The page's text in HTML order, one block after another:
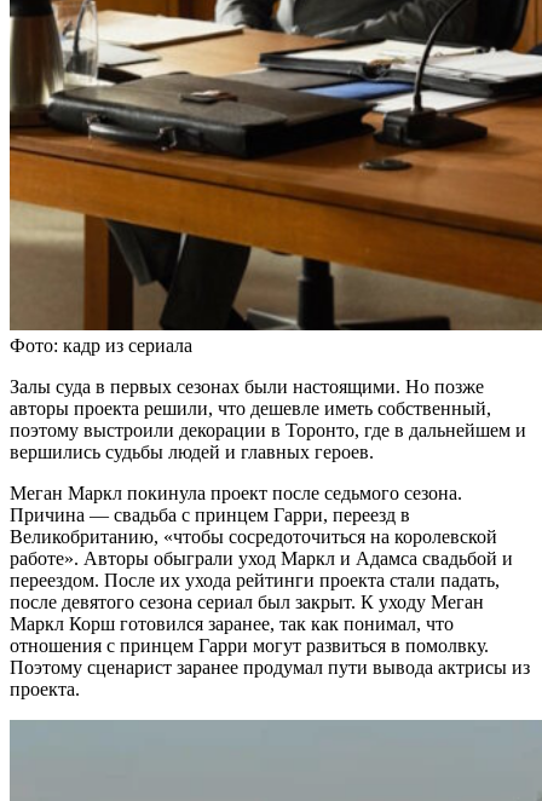
Фото: кадр из сериала
Залы суда в первых сезонах были настоящими. Но позже
авторы проекта решили, что дешевле иметь собственный,
поэтому выстроили декорации в Торонто, где в дальнейшем и
вершились судьбы людей и главных героев.
Меган Маркл покинула проект после седьмого сезона.
Причина — свадьба с принцем Гарри, переезд в
Великобританию, «чтобы сосредоточиться на королевской
работе». Авторы обыграли уход Маркл и Адамса свадьбой и
переездом. После их ухода рейтинги проекта стали падать,
после девятого сезона сериал был закрыт. К уходу Меган
Маркл Корш готовился заранее, так как понимал, что
отношения с принцем Гарри могут развиться в помолвку.
Поэтому сценарист заранее продумал пути вывода актрисы из
проекта.